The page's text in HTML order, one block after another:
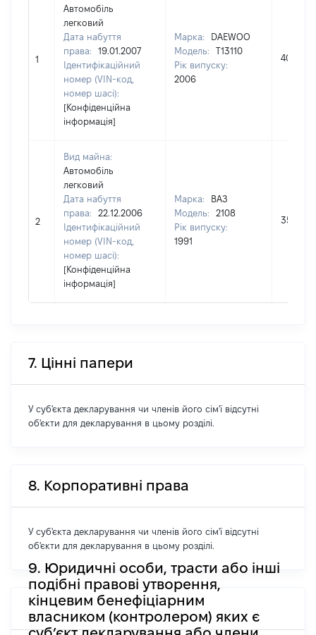
1
Автомобіль
легковий
Дата набуття
права:
19.01.2007
Ідентифікаційний
номер (VIN-код,
номер шасі):
[Конфіденційна
інформація]
Марка:
DAEWOO
Модель:
T13110
Рік випуску:
2006
40300
2
Вид майна:
Автомобіль
легковий
Дата набуття
права:
22.12.2006
Ідентифікаційний
номер (VIN-код,
номер шасі):
[Конфіденційна
інформація]
Марка:
ВАЗ
Модель:
2108
Рік випуску:
1991
35000
7. Цінні папери
У суб'єкта декларування чи членів його сім'ї відсутні
об'єкти для декларування в цьому розділі.
8. Корпоративні права
У суб'єкта декларування чи членів його сім'ї відсутні
об'єкти для декларування в цьому розділі.
9. Юридичні особи, трасти або інші
подібні правові утворення,
кінцевим бенефіціарним
власником (контролером) яких є